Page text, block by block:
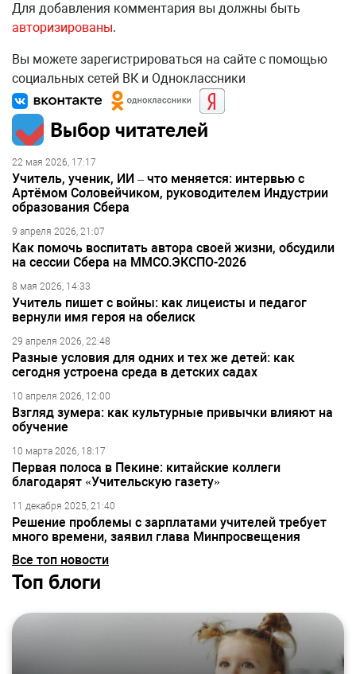
Для добавления комментария вы должны быть
авторизированы.
Вы можете зарегистрироваться на сайте с помощью
социальных сетей ВК и Одноклассники
Выбор читателей
22 мая 2026, 17:17
Учитель, ученик, ИИ – что меняется: интервью с
Артёмом Соловейчиком, руководителем Индустрии
образования Сбера
9 апреля 2026, 21:07
Как помочь воспитать автора своей жизни, обсудили
на сессии Сбера на ММСО.ЭКСПО-2026
8 мая 2026, 14:33
Учитель пишет с войны: как лицеисты и педагог
вернули имя героя на обелиск
29 апреля 2026, 22:48
Разные условия для одних и тех же детей: как
сегодня устроена среда в детских садах
10 апреля 2026, 12:00
Взгляд зумера: как культурные привычки влияют на
обучение
10 марта 2026, 18:17
Первая полоса в Пекине: китайские коллеги
благодарят «Учительскую газету»
11 декабря 2025, 21:40
Решение проблемы с зарплатами учителей требует
много времени, заявил глава Минпросвещения
Все топ новости
Топ блоги